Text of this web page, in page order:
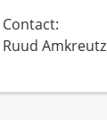
Contact:
Ruud Amkreutz